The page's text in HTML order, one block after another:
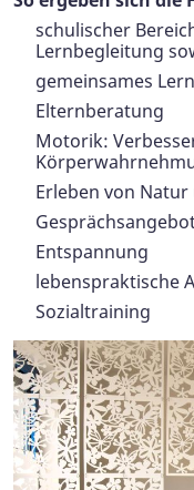
schulischer
Lernbegleitung
gemeinsames
Elternberatung
Motorik:
Erleben von
Entspannung
lebenspraktische
Sozialtraining